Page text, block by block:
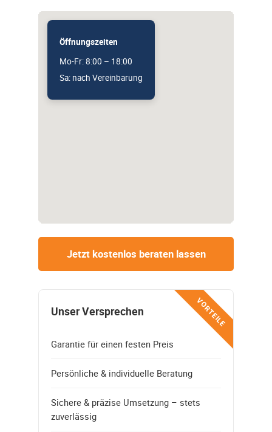
Öffnungszeiten
Mo-Fr: 8:00 – 18:00
Sa: nach Vereinbarung
Jetzt kostenlos beraten lassen
VORTEILE
Unser Versprechen
Garantie für einen festen Preis
Persönliche & individuelle Beratung
Sichere & präzise Umsetzung – stets
zuverlässig